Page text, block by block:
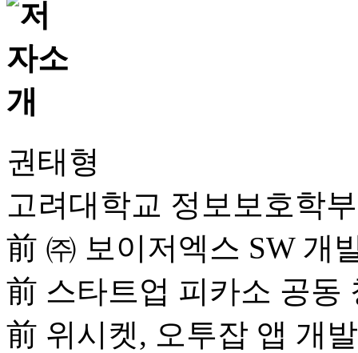
권태형
고려대학교 정보보호학
前 ㈜ 보이저엑스 SW 개
前 스타트업 피카소 공동
前 위시켓, 오투잡 앱 개